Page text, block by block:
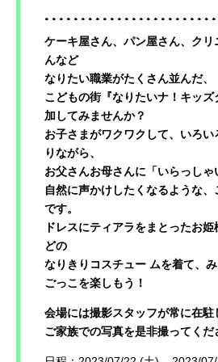
ケーキ屋さん、パン屋さん、クリ
んなど
なりたい職業がたくさん並んだ、
こどもの街『なりたいナ！キッ
加してみませんか？
お子さまがワクワクして、いろい
りながら、
お父さんお母さんに「いらっしゃ
自然に声かけしたくなるような、
です。
ドレスにティアラをまとったお
どの
なりきりコスチュー ムを着て、
ごっこを楽しもう！
会場には撮影スタッフが常に在駐
ご家族での写真を是非撮ってく